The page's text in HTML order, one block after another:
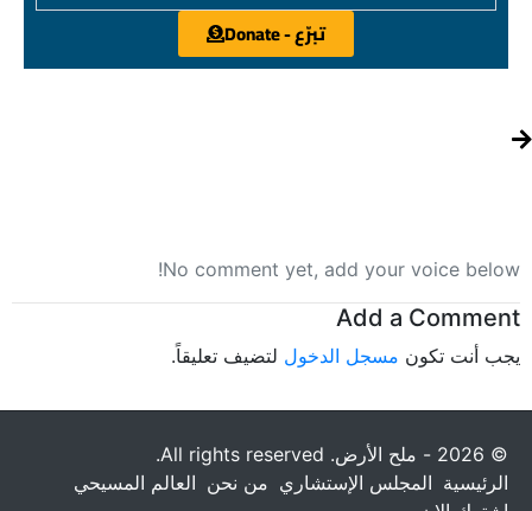
تبرّع - Donate
No comment yet, add your voice below!
Add a Comment
يجب أنت تكون مسجل الدخول لتضيف تعليقاً.
© 2026 - ملح الأرض. All rights reserved.
الرئيسية المجلس الإستشاري من نحن العالم المسيحي